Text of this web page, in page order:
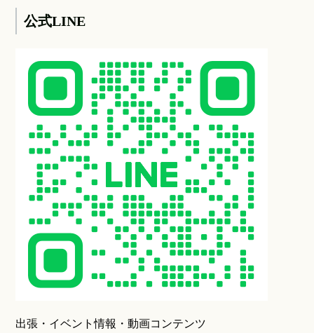
公式LINE
出張・イベント情報・動画コンテンツ